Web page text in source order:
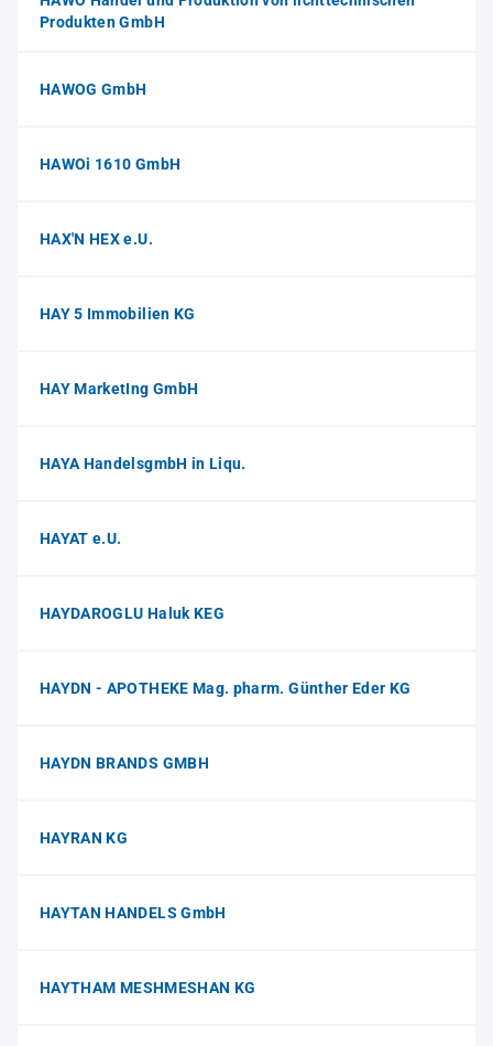
Produkten GmbH
HAWOG GmbH
HAWOi 1610 GmbH
HAX'N HEX e.U.
HAY 5 Immobilien KG
HAY MarketIng GmbH
HAYA HandelsgmbH in Liqu.
HAYAT e.U.
HAYDAROGLU Haluk KEG
HAYDN - APOTHEKE Mag. pharm. Günther Eder KG
HAYDN BRANDS GMBH
HAYRAN KG
HAYTAN HANDELS GmbH
HAYTHAM MESHMESHAN KG